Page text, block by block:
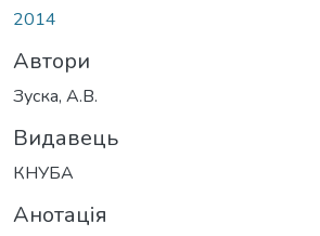
2014
Автори
Зуска, А.В.
Видавець
КНУБА
Анотація